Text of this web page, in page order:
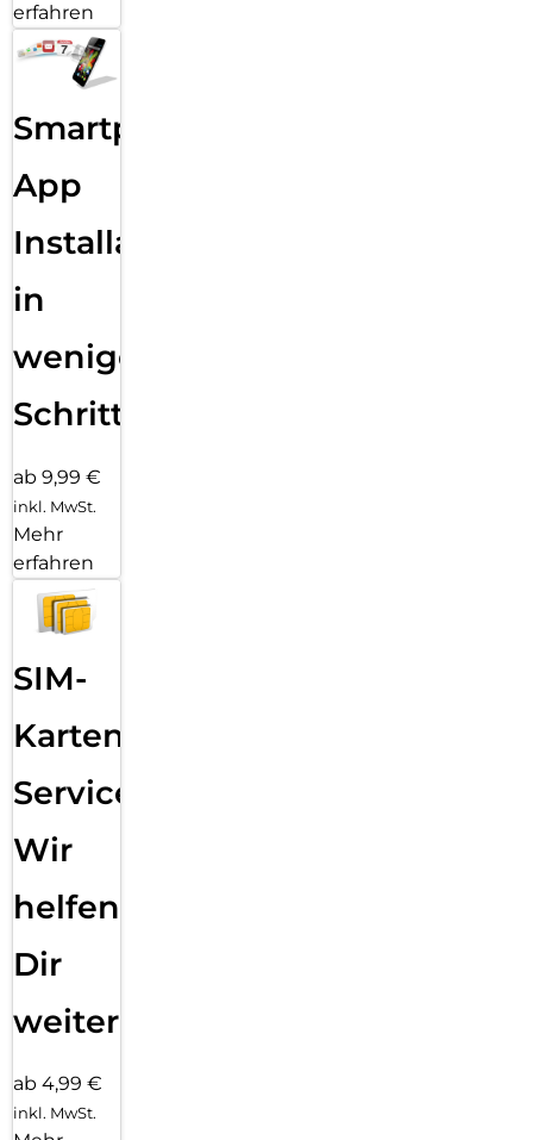
erfahren
Smartphone
App
Installation
in
wenigen
Schritten
ab 9,99 €
inkl. MwSt.
Mehr
erfahren
SIM-
Karten
Service:
Wir
helfen
Dir
weiter
ab 4,99 €
inkl. MwSt.